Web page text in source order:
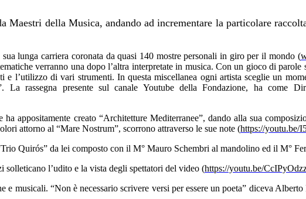
Maestri della Musica, andando ad incrementare la particolare
lunga carriera coronata da quasi 140 mostre personali in giro per il mondo (
verranno una dopo l’altra interpretate in musica. Con un gioco di
l’utilizzo di vari strumenti. In questa miscellanea ogni artista sceglie un
rassegna presente sul canale Youtube della Fondazione, ha come
appositamente creato “Architetture Mediterranee”, dando alla sua
attorno al “Mare Nostrum”, scorrono attraverso le sue note (https://youtu.be/
Quirós” da lei composto con il M° Mauro Schembri al mandolino ed il M°
l’udito e la vista degli spettatori del video (https://youtu.be/
musicali. “Non è necessario scrivere versi per essere un poeta” diceva